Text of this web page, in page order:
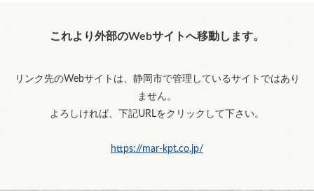
これより外部のWebサイトへ移動します。
リンク先のWebサイトは、静岡市で管理しているサイトではあり
ません。
よろしければ、下記URLをクリックして下さい。
https://mar-kpt.co.jp/